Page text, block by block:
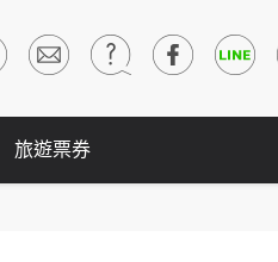
旅遊票券